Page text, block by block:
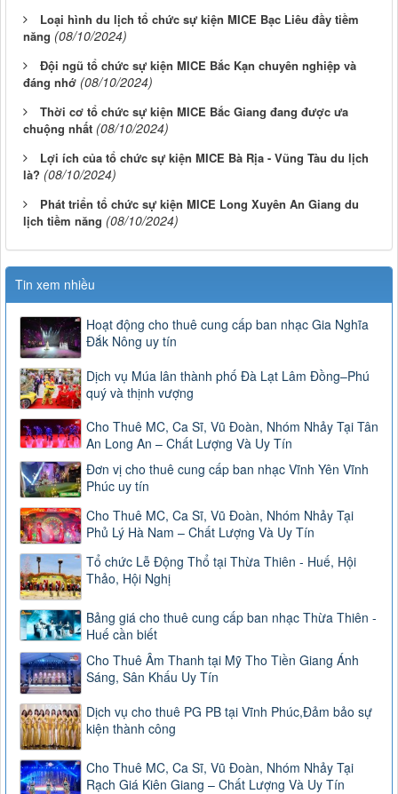
Loại hình du lịch tổ chức sự kiện MICE Bạc Liêu đầy tiềm
năng (08/10/2024)
Đội ngũ tổ chức sự kiện MICE Bắc Kạn chuyên nghiệp và
đáng nhớ (08/10/2024)
Thời cơ tổ chức sự kiện MICE Bắc Giang đang được ưa
chuộng nhất (08/10/2024)
Lợi ích của tổ chức sự kiện MICE Bà Rịa - Vũng Tàu du lịch
là? (08/10/2024)
Phát triển tổ chức sự kiện MICE Long Xuyên An Giang du
lịch tiềm năng (08/10/2024)
Tin xem nhiều
Hoạt động cho thuê cung cấp ban nhạc Gia Nghĩa
Đắk Nông uy tín
Dịch vụ Múa lân thành phố Đà Lạt Lâm Đồng–Phú
quý và thịnh vượng
Cho Thuê MC, Ca Sĩ, Vũ Đoàn, Nhóm Nhảy Tại Tân
An Long An – Chất Lượng Và Uy Tín
Đơn vị cho thuê cung cấp ban nhạc Vĩnh Yên Vĩnh
Phúc uy tín
Cho Thuê MC, Ca Sĩ, Vũ Đoàn, Nhóm Nhảy Tại
Phủ Lý Hà Nam – Chất Lượng Và Uy Tín
Tổ chức Lễ Động Thổ tại Thừa Thiên - Huế, Hội
Thảo, Hội Nghị
Bảng giá cho thuê cung cấp ban nhạc Thừa Thiên -
Huế cần biết
Cho Thuê Âm Thanh tại Mỹ Tho Tiền Giang Ánh
Sáng, Sân Khấu Uy Tín
Dịch vụ cho thuê PG PB tại Vĩnh Phúc,Đảm bảo sự
kiện thành công
Cho Thuê MC, Ca Sĩ, Vũ Đoàn, Nhóm Nhảy Tại
Rạch Giá Kiên Giang – Chất Lượng Và Uy Tín